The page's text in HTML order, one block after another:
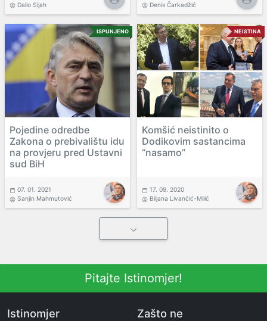
Dalio Sijah
Denis Čarkadžić
ISPUNJENO
Pojedine odredbe
Zakona o prebivalištu idu
na provjeru pred Ustavni
sud BiH
07. 01. 2021
Sanjin Mahmutović
NEISTINA
Komšić neistinito o
Dodikovim sastancima
“nasamo”
17. 09. 2020
Biljana Livančić-Milić
Pitajte Istinomjer!
Istinomjer Zašto ne